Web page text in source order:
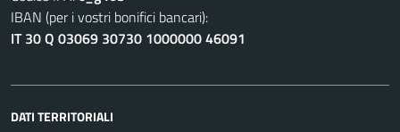
IBAN (per i vostri bonifici bancari):
IT 30 Q 03069 30730 1000000 46091
DATI TERRITORIALI